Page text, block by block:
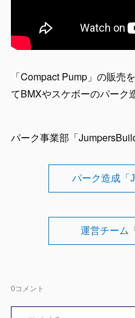
「Compact Pump」の販売
てBMXやスケボーのパーク
パーク事業部「
パーク造成「
運営チーム
0コメント